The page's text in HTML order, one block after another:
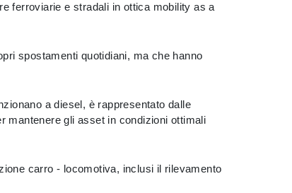
ferroviarie e stradali in ottica mobility as a
spostamenti quotidiani, ma che hanno
a diesel, è rappresentato dalle
mantenere gli asset in condizioni ottimali
carro - locomotiva, inclusi il rilevamento